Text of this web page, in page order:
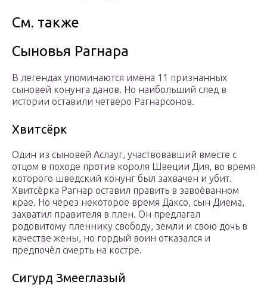
См. также
Сыновья Рагнара
В легендах упоминаются имена 11 признанных
сыновей конунга данов. Но наибольший след в
истории оставили четверо Рагнарсонов.
Хвитсёрк
Один из сыновей Аслауг, участвовавший вместе с
отцом в походе против короля Швеции Дия, во время
которого шведский конунг был захвачен и убит.
Хвитсёрка Рагнар оставил править в завоёванном
крае. Но через некоторое время Даксо, сын Диема,
захватил правителя в плен. Он предлагал
родовитому пленнику свободу, земли и свою дочь в
качестве жены, но гордый воин отказался и
предпочёл смерть на костре.
Сигурд Змееглазый